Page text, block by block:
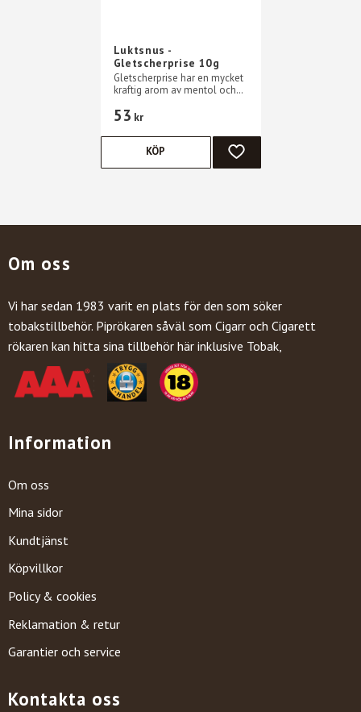
Luktsnus -
Gletscherprise 10g
Gletscherprise har en mycket
kraftig arom av mentol och
53 kr
LÄGG TILL I FAVORITER
KÖP
Om oss
Vi har sedan 1983 varit en plats för den som söker
tobakstillbehör. Piprökaren såväl som Cigarr och Cigarett
rökaren kan hitta sina tillbehör här inklusive Tobak,
Information
Om oss
Mina sidor
Kundtjänst
Köpvillkor
Policy & cookies
Reklamation & retur
Garantier och service
Kontakta oss